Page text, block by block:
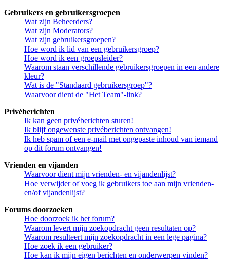
Gebruikers en gebruikersgroepen
Wat zijn Beheerders?
Wat zijn Moderators?
Wat zijn gebruikersgroepen?
Hoe word ik lid van een gebruikersgroep?
Hoe word ik een groepsleider?
Waarom staan verschillende gebruikersgroepen in een andere
kleur?
Wat is de "Standaard gebruikersgroep"?
Waarvoor dient de "Het Team"-link?
Privéberichten
Ik kan geen privéberichten sturen!
Ik blijf ongewenste privéberichten ontvangen!
Ik heb spam of een e-mail met ongepaste inhoud van iemand
op dit forum ontvangen!
Vrienden en vijanden
Waarvoor dient mijn vrienden- en vijandenlijst?
Hoe verwijder of voeg ik gebruikers toe aan mijn vrienden-
en/of vijandenlijst?
Forums doorzoeken
Hoe doorzoek ik het forum?
Waarom levert mijn zoekopdracht geen resultaten op?
Waarom resulteert mijn zoekopdracht in een lege pagina?
Hoe zoek ik een gebruiker?
Hoe kan ik mijn eigen berichten en onderwerpen vinden?